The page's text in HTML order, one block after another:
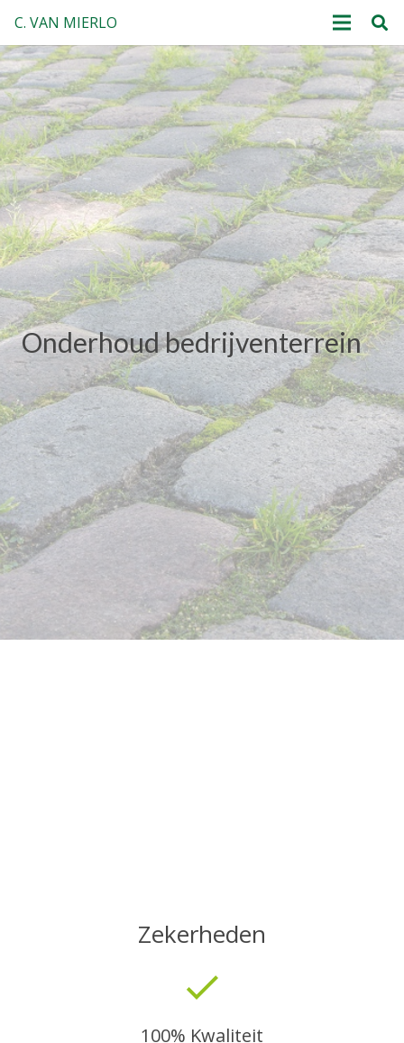
C. VAN MIERLO
Onderhoud bedrijventerrein
Zekerheden
done
100% Kwaliteit